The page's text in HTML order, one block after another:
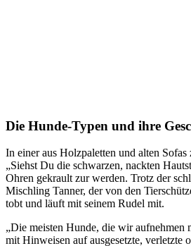
Die Hunde-Typen und ihre
In einer aus Holzpaletten und alten
„Siehst Du die schwarzen, nackten
Ohren gekrault zur werden. Trotz der
Mischling Tanner, der von den
tobt und läuft mit seinem Rudel mit.
„Die meisten Hunde, die wir aufnehmen
mit Hinweisen auf ausgesetzte, verletzte